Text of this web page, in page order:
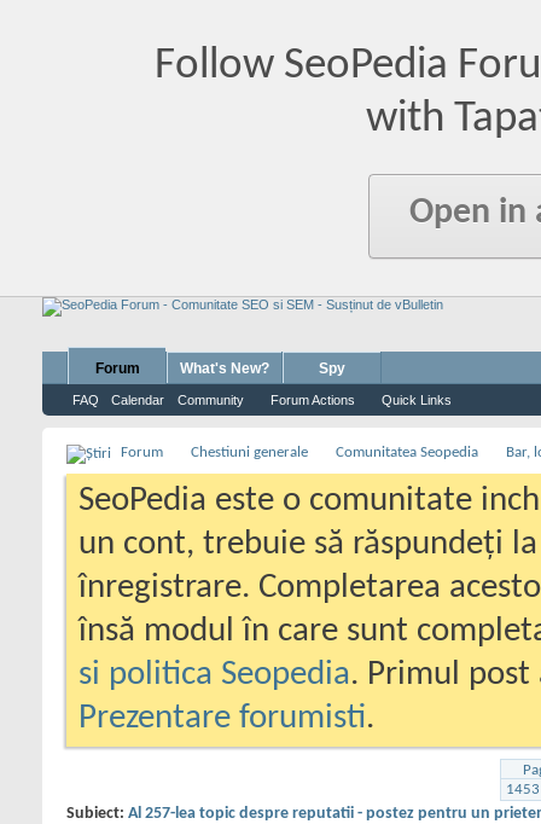
Follow SeoPedia
with
Open in
Forum
FAQ Calendar Community Forum Actions Quick Links
What's New? Spy
Forum Chestiuni generale Comunitatea Seopedia Bar,
SeoPedia este o comunitate
un cont, trebuie să răspundeți
înregistrare. Completarea
însă modul în care sunt
si politica Seopedia. Primul
Prezentare forumisti.
1453
Subiect: Al 257-lea topic despre reputatii - postez pentru un